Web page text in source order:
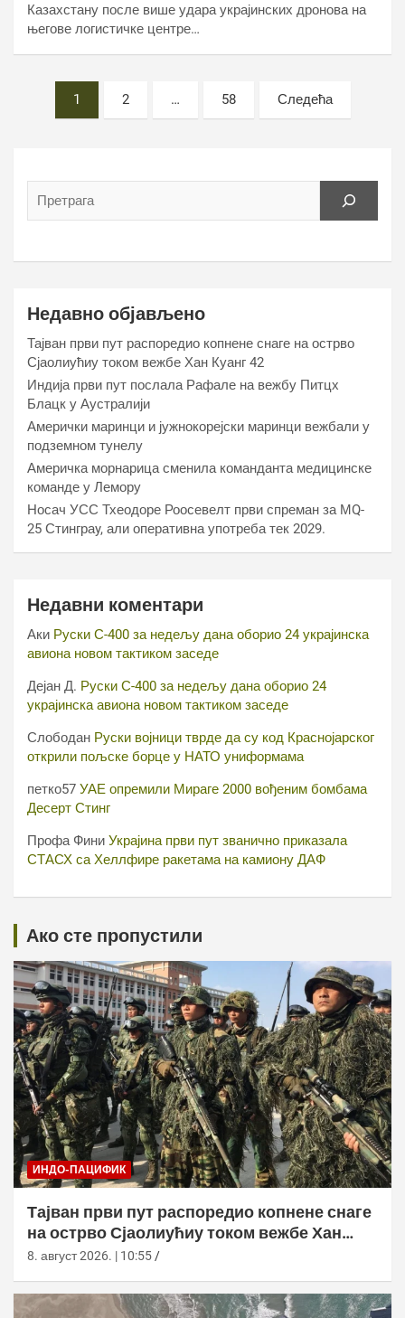
Казахстану после више удара украјинских дронова на
његове логистичке центре…
пагинатион
1 2 … 58 Следећа
Недавно објављено
Тајван први пут распоредио копнене снаге на острво
Сјаолиућиу током вежбе Хан Куанг 42
Индија први пут послала Рафале на вежбу Питцх
Блацк у Аустралији
Амерички маринци и јужнокорејски маринци вежбали у
подземном тунелу
Америчка морнарица сменила команданта медицинске
команде у Лемору
Носач УСС Тхеодоре Роосевелт први спреман за МQ-
25 Стинграy, али оперативна употреба тек 2029.
Недавни коментари
Аки Руски С-400 за недељу дана оборио 24 украјинска
авиона новом тактиком заседе
Дејан Д. Руски С-400 за недељу дана оборио 24
украјинска авиона новом тактиком заседе
Слободан Руски војници тврде да су код Краснојарског
открили пољске борце у НАТО униформама
петко57 УАЕ опремили Мираге 2000 вођеним бомбама
Десерт Стинг
Профа Фини Украјина први пут званично приказала
СТАСХ са Хеллфире ракетама на камиону ДАФ
Ако сте пропустили
ИНДО-ПАЦИФИК
Тајван први пут распоредио копнене снаге
на острво Сјаолиућиу током вежбе Хан
Куанг 42
8. август 2026. | 10:55